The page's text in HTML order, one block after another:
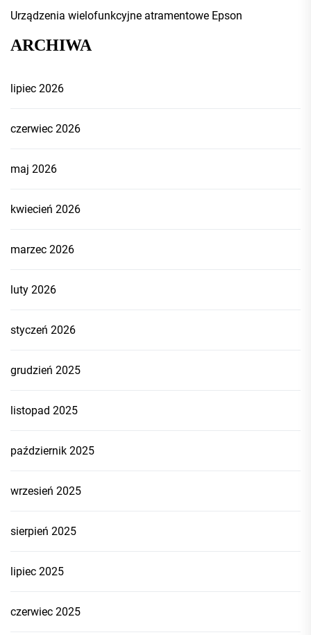
Urządzenia wielofunkcyjne atramentowe Epson
ARCHIWA
lipiec 2026
czerwiec 2026
maj 2026
kwiecień 2026
marzec 2026
luty 2026
styczeń 2026
grudzień 2025
listopad 2025
październik 2025
wrzesień 2025
sierpień 2025
lipiec 2025
czerwiec 2025